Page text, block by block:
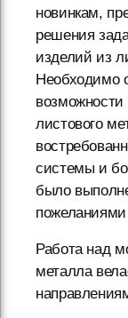
новинкам,
решения
изделий из
Необходимо
листового
системы и
было
Работа над
металла